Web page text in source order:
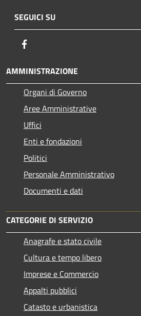
SEGUICI SU
AMMINISTRAZIONE
Organi di Governo
Aree Amministrative
Uffici
Enti e fondazioni
Politici
Personale Amministrativo
Documenti e dati
CATEGORIE DI SERVIZIO
Anagrafe e stato civile
Cultura e tempo libero
Imprese e Commercio
Appalti pubblici
Catasto e urbanistica